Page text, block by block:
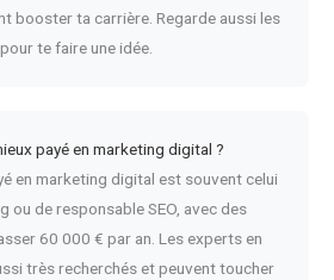
booster ta carrière. Regarde aussi les
te faire une idée.
payé en marketing digital ?
en marketing digital est souvent celui
ou de responsable SEO, avec des
60 000 € par an. Les experts en
très recherchés et peuvent toucher